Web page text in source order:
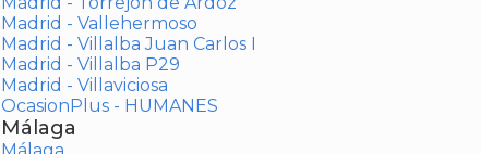
Madrid - Vallehermoso
Madrid - Villalba Juan Carlos I
Madrid - Villalba P29
Madrid - Villaviciosa
OcasionPlus - HUMANES
Málaga